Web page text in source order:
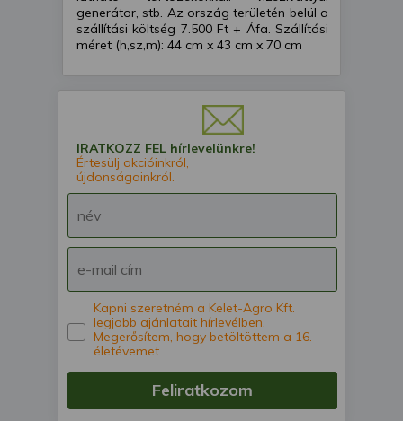
generátor, stb. Az ország területén belül a
szállítási költség 7.500 Ft + Áfa. Szállítási
méret (h,sz,m): 44 cm x 43 cm x 70 cm
IRATKOZZ FEL hírlevelünkre!
Értesülj akcióinkról,
újdonságainkról.
Kapni szeretném a Kelet-Agro Kft.
legjobb ajánlatait hírlevélben.
Megerősítem, hogy betöltöttem a 16.
életévemet.
Feliratkozom